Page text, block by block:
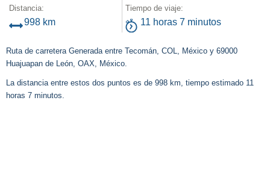
Distancia:
998 km
Tiempo de viaje:
11 horas 7 minutos
Ruta de carretera Generada entre Tecomán, COL, México y 69000
Huajuapan de León, OAX, México.
La distancia entre estos dos puntos es de 998 km, tiempo estimado 11
horas 7 minutos.